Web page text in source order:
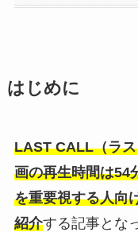
はじめに
LAST CALL（ラ
画の再生時間は54
を重要視する人向
紹介する記事とな